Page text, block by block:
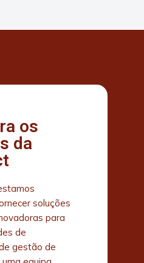
os
da
soluções
para
de
gestão de